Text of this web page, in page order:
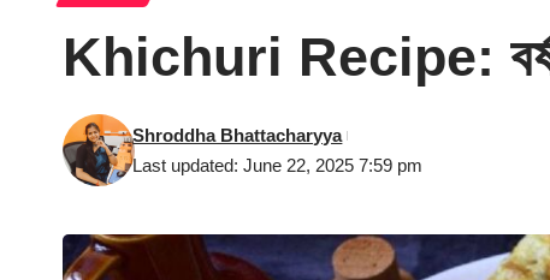
Khichuri Recipe:
Last updated: June 22, 2025 7:59 pm
Shroddha Bhattacharyya